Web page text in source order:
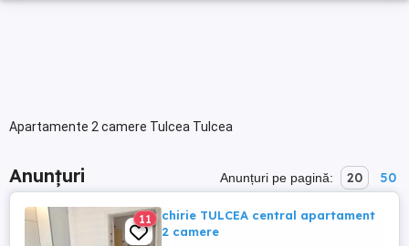
Apartamente 2 camere Tulcea Tulcea
Anunțuri Anunțuri pe pagină: 20 50
11
chirie TULCEA central apartament
2 camere